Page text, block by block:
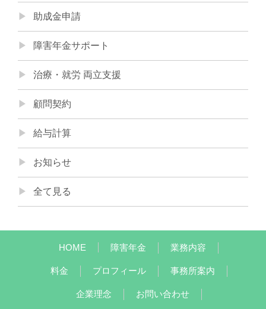
助成金申請
障害年金サポート
治療・就労 両立支援
顧問契約
給与計算
お知らせ
全て見る
HOME 障害年金 業務内容
料金 プロフィール 事務所案内
企業理念 お問い合わせ